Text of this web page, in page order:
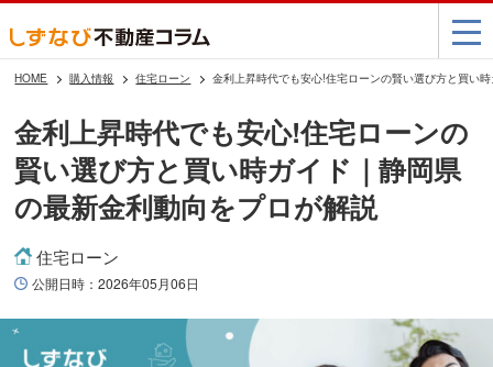
HOME 購入情報 住宅ローン 金利上昇時代でも安心!住宅ローンの賢い選び方と買い
金利上昇時代でも安心!住宅ローンの
賢い選び方と買い時ガイド｜静岡県
の最新金利動向をプロが解説
住宅ローン
公開日時：2026年05月06日